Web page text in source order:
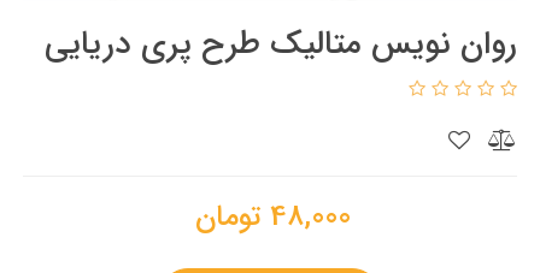
روان نویس متالیک طرح پری دریایی
48,000 تومان